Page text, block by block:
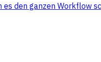
den ganzen Workflow